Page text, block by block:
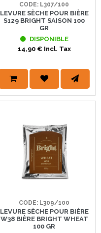
CODE: L307/100
LEVURE SÈCHE POUR BIÈRE
S129 BRIGHT SAISON 100
GR
DISPONIBLE
14,90 € Incl. Tax
CODE: L309/100
LEVURE SÈCHE POUR BIÈRE
W38 BIÈRE BRIGHT WHEAT
100 GR